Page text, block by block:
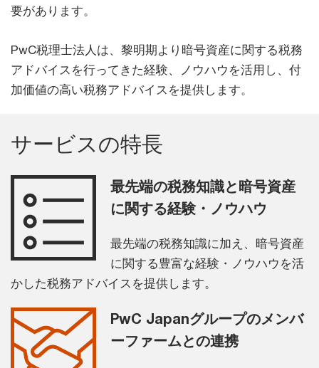
要があります。
PwC税理士法人は、黎明期より暗号資産に関する税務
アドバイスを行ってきた経験、ノウハウを活用し、付
加価値の高い税務アドバイスを提供します。
サービスの特長
最先端の税務知識と暗号資産
に関する経験・ノウハウ
最先端の税務知識に加え、暗号資産
に関する豊富な経験・ノウハウを活
かした税務アドバイスを提供します。
PwC Japanグループのメンバ
ーファームとの連携